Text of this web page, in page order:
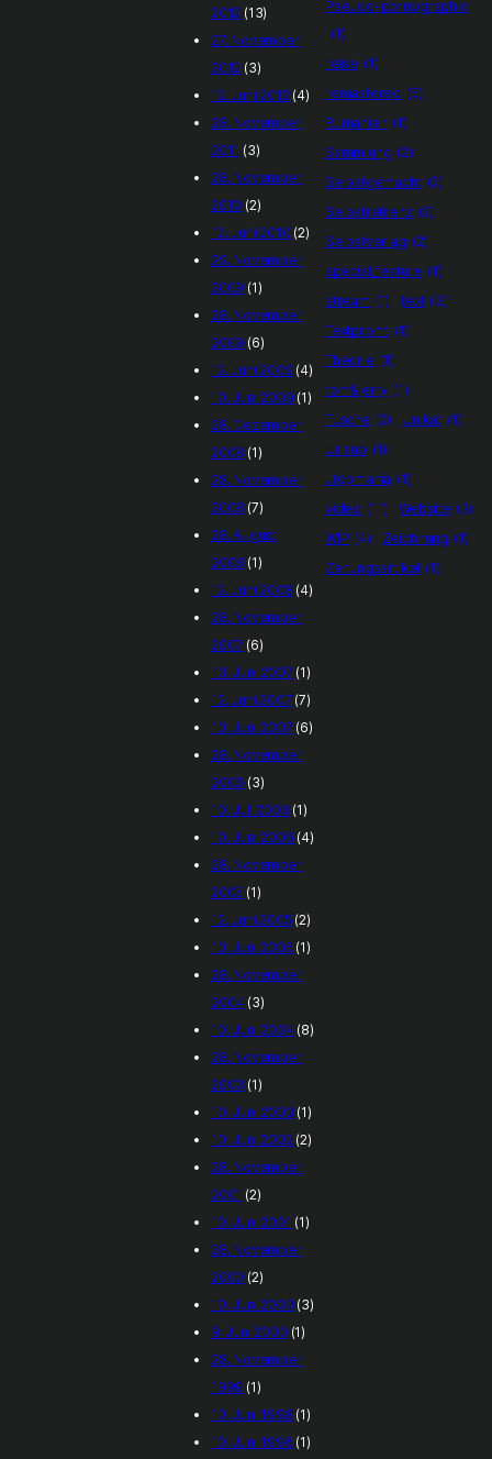
2012 (13)
27. November
2012 (3)
12. Juni 2012 (4)
28. November
2011 (3)
28. November
2010 (2)
12. Juni 2010 (2)
29. November
2009 (1)
28. November
2009 (6)
12. Juni 2009 (4)
10. Juni 2009 (1)
28. Dezember
2008 (1)
28. November
2008 (7)
28. August
2008 (1)
12. Juni 2008 (4)
28. November
2007 (6)
13. Juni 2007 (1)
12. Juni 2007 (7)
10. Juni 2007 (6)
28. November
2006 (3)
10. Juli 2006 (1)
10. Juni 2006 (4)
28. November
2005 (1)
12. Juni 2005 (2)
10. Juni 2005 (1)
28. November
2004 (3)
10. Juni 2004(8)
28. November
2003 (1)
10. Juni 2003 (1)
10. Juni 2002 (2)
28. November
2001 (2)
10. Juni 2001 (1)
28. November
2000 (2)
10. Juni 2000 (3)
9. Juni 2000 (1)
28. November
1999 (1)
10. Juni 1998 (1)
10. Juni 1996 (1)
Pseudo-pornographic
(1)
reise (1)
remastered (5)
Rumänien (1)
Sammlung (2)
Selbstgemacht (2)
Selbstrefrenz (2)
Selbstverlag (2)
special_feature (1)
stream (1) text (3)
Textpromt (1)
Theorie (1)
tom&jerry (1)
Tusche (2) Unikat (1)
Urlaub (1)
utopmania (1)
video (11) Website (3)
WIP (4) Zeichnung (1)
Zeitungsartikel (1)